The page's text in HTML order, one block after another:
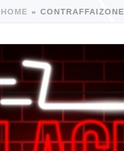
HOME » CONTRAFFAIZONE